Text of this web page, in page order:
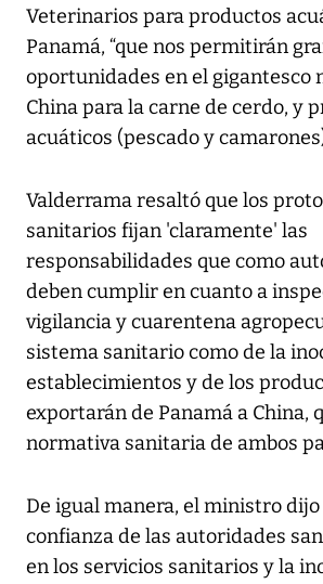
Veterinarios para productos
Panamá, “que nos permitirán
oportunidades en el gigantesco
China para la carne de cerdo, y
acuáticos (pescado y
Valderrama resaltó que los
sanitarios fijan 'claramente' las
responsabilidades que como
deben cumplir en cuanto a
vigilancia y cuarentena
sistema sanitario como de la
establecimientos y de los
exportarán de Panamá a China,
normativa sanitaria de ambos
De igual manera, el ministro dijo
confianza de las autoridades
en los servicios sanitarios y la